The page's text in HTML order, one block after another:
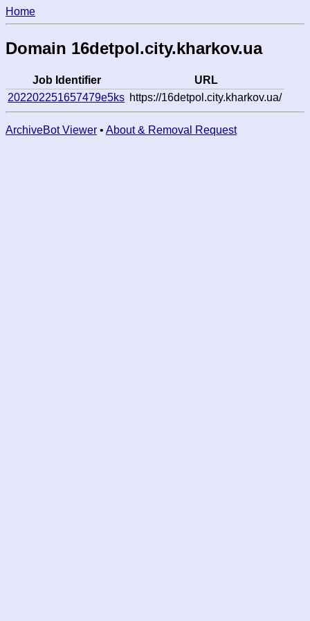
Home
Domain 16detpol.city.kharkov.ua
Job Identifier
URL
202202251657479e5ks https://16detpol.city.kharkov.ua/
ArchiveBot Viewer • About & Removal Request